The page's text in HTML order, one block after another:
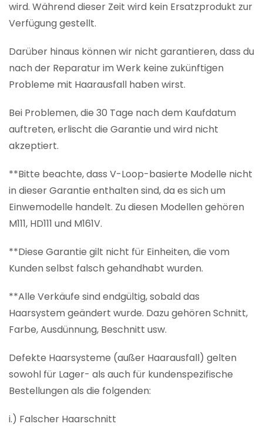
wird. Während dieser Zeit wird kein Ersatzprodukt zur
Verfügung gestellt.
Darüber hinaus können wir nicht garantieren, dass du
nach der Reparatur im Werk keine zukünftigen
Probleme mit Haarausfall haben wirst.
Bei Problemen, die 30 Tage nach dem Kaufdatum
auftreten, erlischt die Garantie und wird nicht
akzeptiert.
**Bitte beachte, dass V-Loop-basierte Modelle nicht
in dieser Garantie enthalten sind, da es sich um
Einwemodelle handelt. Zu diesen Modellen gehören
M111, HD111 und M161V.
**Diese Garantie gilt nicht für Einheiten, die vom
Kunden selbst falsch gehandhabt wurden.
**Alle Verkäufe sind endgültig, sobald das
Haarsystem geändert wurde. Dazu gehören Schnitt,
Farbe, Ausdünnung, Beschnitt usw.
Defekte Haarsysteme (außer Haarausfall) gelten
sowohl für Lager- als auch für kundenspezifische
Bestellungen als die folgenden:
i.) Falscher Haarschnitt